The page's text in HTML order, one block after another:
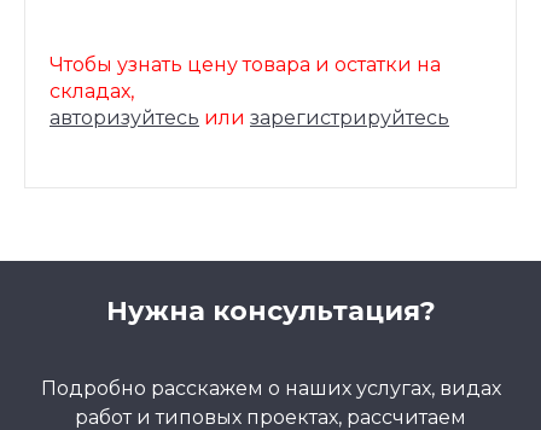
Чтобы узнать цену товара и остатки на
складах,
авторизуйтесь или зарегистрируйтесь
Нужна консультация?
Подробно расскажем о наших услугах, видах
работ и типовых проектах, рассчитаем